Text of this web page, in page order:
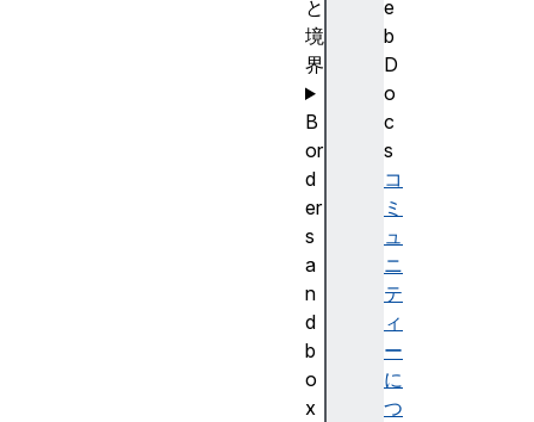
e
b
D
o
c
s
コ
ミ
ュ
ニ
テ
ィ
ー
に
つ
と
境
界
B
or
d
er
s
a
n
d
b
o
x